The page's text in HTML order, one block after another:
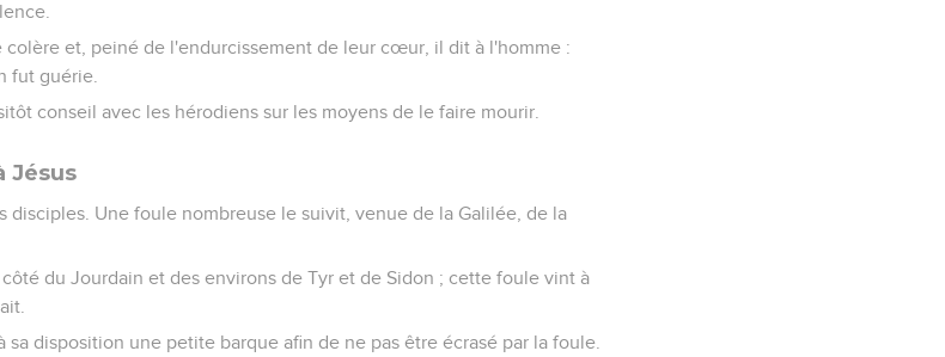
colère et, peiné de l'endurcissement de leur cœur, il dit à l'homme :
fut guérie.
conseil avec les hérodiens sur les moyens de le faire mourir.
Jésus
disciples. Une foule nombreuse le suivit, venue de la Galilée, de la
du Jourdain et des environs de Tyr et de Sidon ; cette foule vint à
disposition une petite barque afin de ne pas être écrasé par la foule.